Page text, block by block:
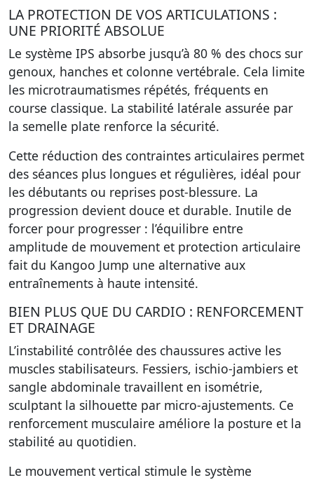
LA PROTECTION DE VOS ARTICULATIONS :
UNE PRIORITÉ ABSOLUE
Le système IPS absorbe jusqu’à 80 % des chocs sur
genoux, hanches et colonne vertébrale. Cela limite
les microtraumatismes répétés, fréquents en
course classique. La stabilité latérale assurée par
la semelle plate renforce la sécurité.
Cette réduction des contraintes articulaires permet
des séances plus longues et régulières, idéal pour
les débutants ou reprises post-blessure. La
progression devient douce et durable. Inutile de
forcer pour progresser : l’équilibre entre
amplitude de mouvement et protection articulaire
fait du Kangoo Jump une alternative aux
entraînements à haute intensité.
BIEN PLUS QUE DU CARDIO : RENFORCEMENT
ET DRAINAGE
L’instabilité contrôlée des chaussures active les
muscles stabilisateurs. Fessiers, ischio-jambiers et
sangle abdominale travaillent en isométrie,
sculptant la silhouette par micro-ajustements. Ce
renforcement musculaire améliore la posture et la
stabilité au quotidien.
Le mouvement vertical stimule le système